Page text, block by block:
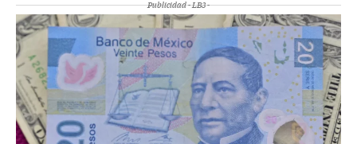
Publicidad - LB3 -